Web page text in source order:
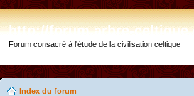
http://forum.arbre-
Forum consacré à l'étude de la civilisation celtique
Index du forum